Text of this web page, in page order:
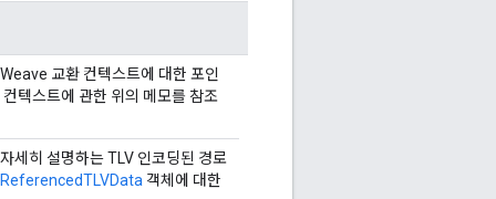
교환 컨텍스트에 대한 포인
텍스트에 관한 위의 메모를 참조
세히 설명하는 TLV 인코딩된 경로
ReferencedTLVData 객체에 대한